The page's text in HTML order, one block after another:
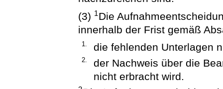
(3) 1Die
innerhalb der Frist gemäß
1. die fehlenden Unterlagen
2.
der Nachweis über die
nicht erbracht wird.